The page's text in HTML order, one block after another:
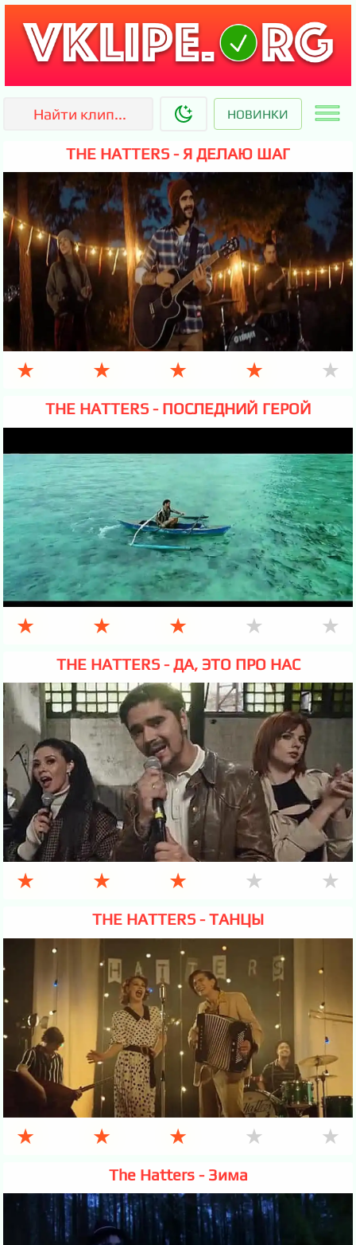
НОВИНКИ
THE HATTERS - Я ДЕЛАЮ ШАГ
★ ★ ★ ★ ★
THE HATTERS - ПОСЛЕДНИЙ ГЕРОЙ
★ ★ ★ ★ ★
THE HATTERS - ДА, ЭТО ПРО НАС
★ ★ ★ ★ ★
THE HATTERS - ТАНЦЫ
★ ★ ★ ★ ★
The Hatters - Зима